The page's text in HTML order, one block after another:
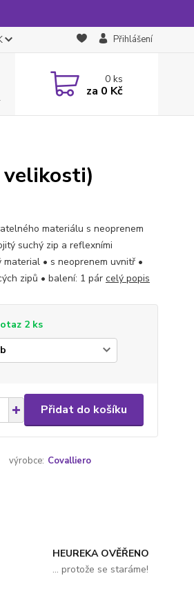
Přihlášení
0ks
za 0 Kč
materiálu s neoprenem
suchý zip a reflexními
• s neoprenem uvnitř •
zipů • balení: 1 pár celý popis
2 ks
Přidat do košíku
výrobce: Covalliero
HEUREKA OVĚŘENO
... protože se staráme!